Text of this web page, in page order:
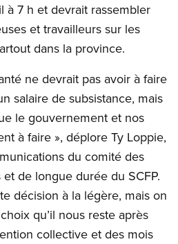
à 7 h et devrait rassembler
et travailleurs sur les
dans la province.
ne devrait pas avoir à faire
salaire de subsistance, mais
le gouvernement et nos
à faire », déplore Ty Loppie,
du comité des
de longue durée du SCFP.
décision à la légère, mais on
qu’il nous reste après
collective et des mois